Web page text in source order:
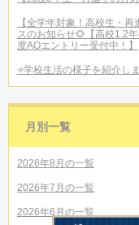
【全学年対象！高校生・
スのお知らせ🌻【高校1.2
度AOエントリー受付中！】
⭐学校生活の様子を紹介し
月別一覧
2026年8月の一覧
2026年7月の一覧
2026年6月の一覧